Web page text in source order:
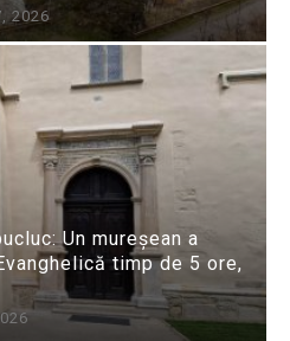
2026
Un mureșean a
timp de 5 ore,